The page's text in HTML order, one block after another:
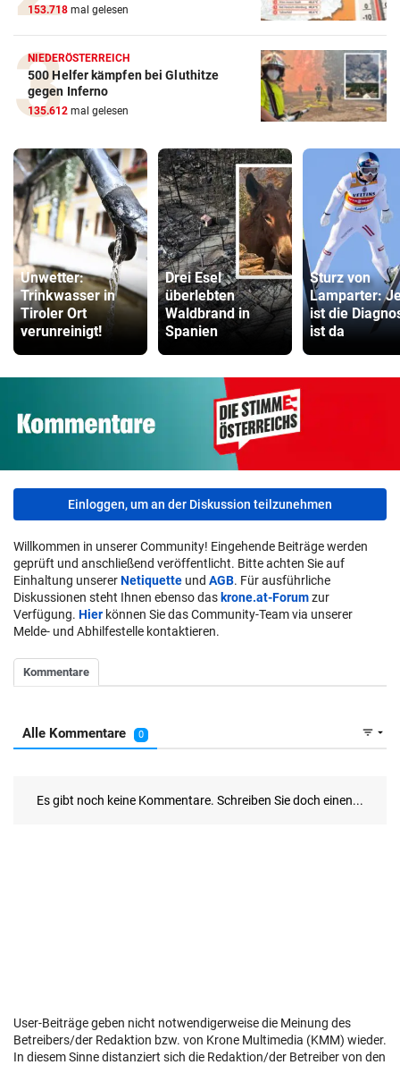
153.718 mal gelesen
NIEDERÖSTERREICH
500 Helfer kämpfen bei Gluthitze
gegen Inferno
135.612 mal gelesen
Unwetter:
Trinkwasser in
Tiroler Ort
verunreinigt!
Drei Esel
überlebten
Waldbrand in
Spanien
Sturz von
Lamparter:
ist die
ist da
Einloggen, um an der Diskussion teilzunehmen
Willkommen in unserer Community! Eingehende Beiträge werden
geprüft und anschließend veröffentlicht. Bitte achten Sie auf
Einhaltung unsererNetiquette und AGB. Für ausführliche
Diskussionen steht Ihnen ebenso das krone.at-Forumzur
Verfügung. Hier können Sie das Community-Team via unserer
Melde- und Abhilfestelle kontaktieren.
User-Beiträge geben nicht notwendigerweise die Meinung des
Betreibers/der Redaktion bzw. von Krone Multimedia (KMM) wieder.
In diesem Sinne distanziert sich die Redaktion/der Betreiber von den